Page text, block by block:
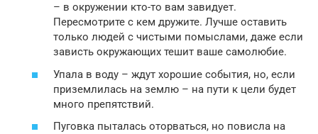
– в окружении кто-то вам завидует.
Пересмотрите с кем дружите. Лучше оставить
только людей с чистыми помыслами, даже если
зависть окружающих тешит ваше самолюбие.
Упала в воду – ждут хорошие события, но, если
приземлилась на землю – на пути к цели будет
много препятствий.
Пуговка пыталась оторваться, но повисла на